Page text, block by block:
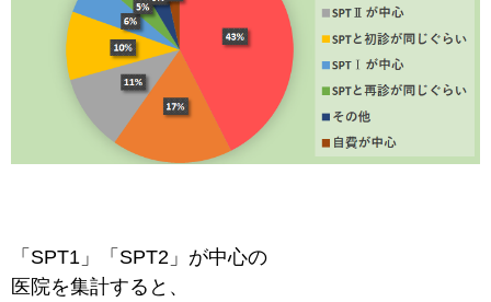
「SPT1」「SPT2」が中心の
医院を集計すると、